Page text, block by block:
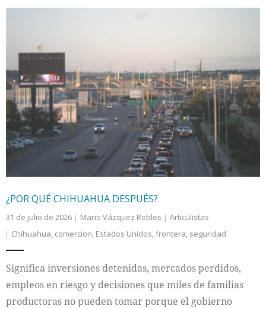
Nacional
Colaboradores
Internacional
Cultura
¿POR QUÉ CHIHUAHUA DESPUÉS?
31 de julio de 2026 Mario Vázquez Robles
Articulistas
Chihuahua, comercion, Estados Unidos,frontera, seguridad
Significa inversiones detenidas, mercados perdidos,
empleos en riesgo y decisiones que miles de familias
productoras no pueden tomar porque el gobierno